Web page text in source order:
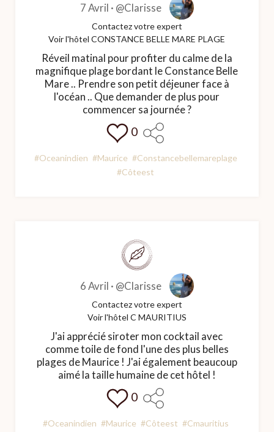
7 Avril · @Clarisse
Contactez votre expert
Voir l'hôtel CONSTANCE BELLE MARE PLAGE
Réveil matinal pour profiter du calme de la
magnifique plage bordant le Constance Belle
Mare .. Prendre son petit déjeuner face à
l'océan .. Que demander de plus pour
commencer sa journée ?
0
#Oceanindien #Maurice #Constancebellemareplage
#Côteest
6 Avril · @Clarisse
Contactez votre expert
Voir l'hôtel C MAURITIUS
J'ai apprécié siroter mon cocktail avec
comme toile de fond l'une des plus belles
plages de Maurice ! J'ai également beaucoup
aimé la taille humaine de cet hôtel !
0
#Oceanindien #Maurice #Côteest #Cmauritius